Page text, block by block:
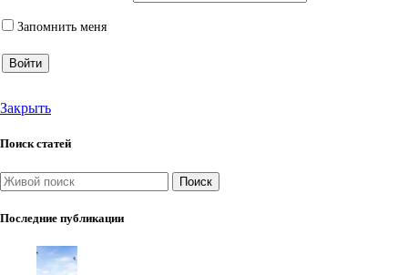
Запомнить меня
Войти
Закрыть
Поиск статей
Поиск
Последние публикации